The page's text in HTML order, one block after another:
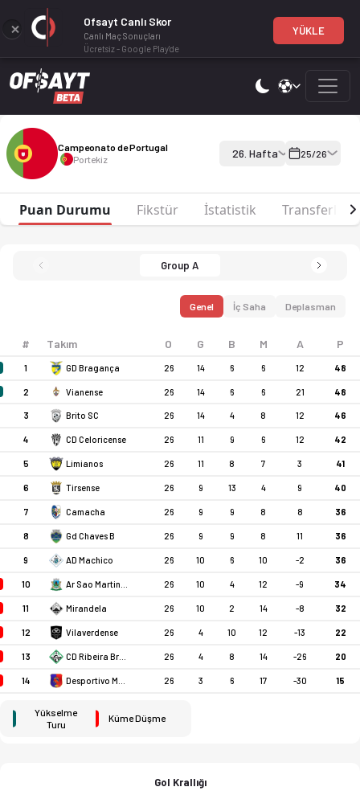
Campeonato de Portugal 25-26 sezonu puan durumu,
Campeonato de Portugal 25-26
Campeonato de Portugal
Portekiz
26. Hafta 25/26
Puan Durumu Fikstür İstatistik Transferler
Group A
Genel İç Saha Deplasman
# Takım O G B M A P
1 GD Bragança 26 14 6 6 12 48
2 Vianense 26 14 6 6 21 48
3 Brito SC 26 14 4 8 12 46
4 CD Celoricense 26 11 9 6 12 42
5 Limianos 26 11 8 7 3 41
6 Tirsense 26 9 13 4 9 40
7 Camacha 26 9 9 8 8 36
8 Gd Chaves B 26 9 9 8 11 36
9 AD Machico 26 10 6 10 -2 36
10 26 10 4 12 -9 34
11 Mirandela 26 10 2 14 -8 32
12 Vilaverdense 26 4 10 12 -13 22
13 26 4 8 14 -26 20
14 26 3 6 17 -30 15
Yükselme
Turu
Küme Düşme
Gol Krallığı
Ofsayt Canlı Skor
Canlı Maç Sonuçları
Ücretsiz - Google Play'de
YÜKLE